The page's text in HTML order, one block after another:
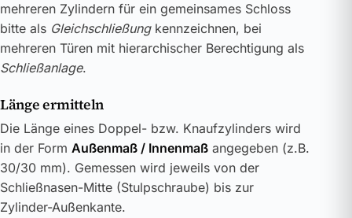
mehreren Zylindern für ein gemeinsames Schloss
bitte als Gleichschließungkennzeichnen, bei
mehreren Türen mit hierarchischer Berechtigung als
Schließanlage.
Länge ermitteln
Die Länge eines Doppel- bzw. Knaufzylinders wird
in der Form Außenmaß / Innenmaß angegeben (z.B.
30/30 mm). Gemessen wird jeweils von der
Schließnasen-Mitte (Stulpschraube) bis zur
Zylinder-Außenkante.